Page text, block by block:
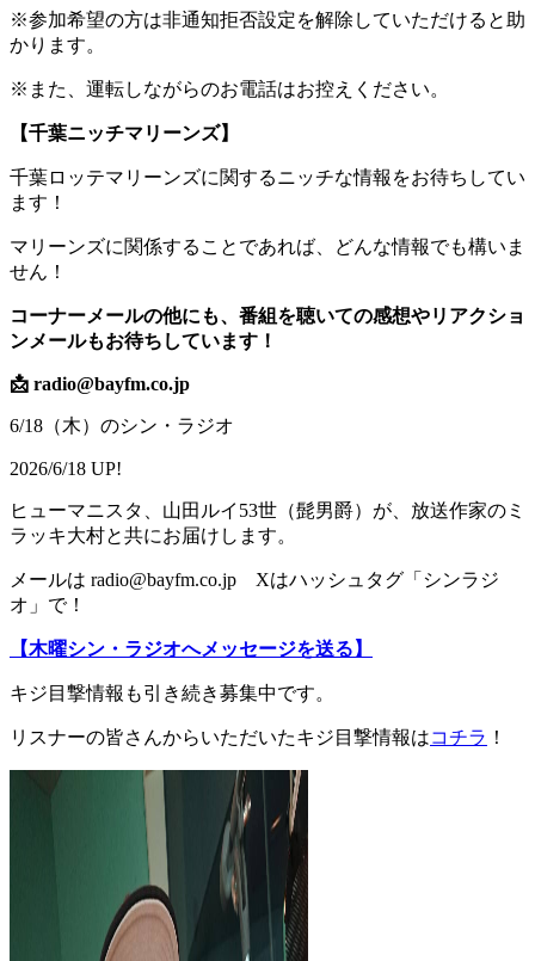
※参加希望の方は非通知拒否設定を解除していただけると助
かります。
※また、運転しながらのお電話はお控えください。
【千葉ニッチマリーンズ】
千葉ロッテマリーンズに関するニッチな情報をお待ちしてい
ます！
マリーンズに関係することであれば、どんな情報でも構いま
せん！
コーナーメールの他にも、番組を聴いての感想やリアクショ
ンメールもお待ちしています！
📩 radio@bayfm.co.jp
6/18（木）のシン・ラジオ
2026/6/18 UP!
ヒューマニスタ、山田ルイ53世（髭男爵）が、放送作家のミ
ラッキ大村と共にお届けします。
メールは radio@bayfm.co.jp Xはハッシュタグ「シンラジ
オ」で！
【木曜シン・ラジオへメッセージを送る】
キジ目撃情報も引き続き募集中です。
リスナーの皆さんからいただいたキジ目撃情報はコチラ ！